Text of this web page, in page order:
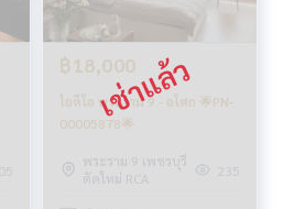
205
฿18,000
ไอดีโอ พระราม 9 - อโศก 🌟PN-
00005878🌟
พระราม 9 เพชรบุรี
ตัดใหม่ RCA
235